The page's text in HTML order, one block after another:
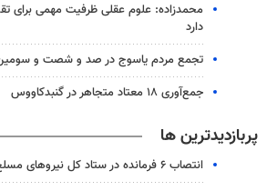
محمدزاده: علوم عقلی ظرفیت مهمی برای
دارد
تجمع مردم یاسوج در صد و شصت و
جمع‌آوری ۱۸ معتاد متجاهر در گنبدکاووس
پربازدیدترین ها
انتصاب ۶ فرمانده در ستاد کل نیروهای مسلح، سپاه پاسداران و بسیج